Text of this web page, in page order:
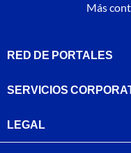
Más
RED DE PORTALES
SERVICIOS
LEGAL